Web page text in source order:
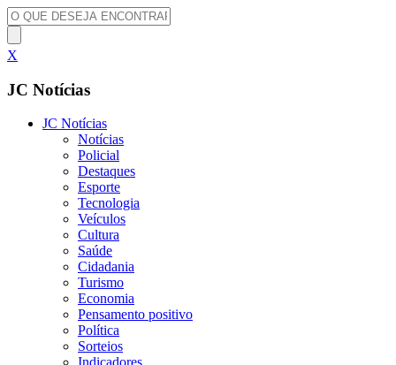
X
JC Notícias
JC Notícias
Notícias
Policial
Destaques
Esporte
Tecnologia
Veículos
Cultura
Saúde
Cidadania
Turismo
Economia
Pensamento positivo
Política
Sorteios